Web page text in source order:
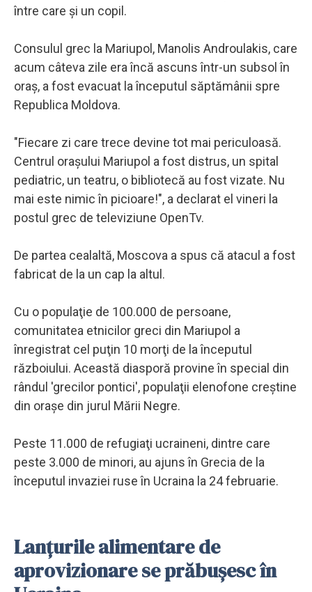
între care şi un copil.
Consulul grec la Mariupol, Manolis Androulakis, care
acum câteva zile era încă ascuns într-un subsol în
oraş, a fost evacuat la începutul săptămânii spre
Republica Moldova.
"Fiecare zi care trece devine tot mai periculoasă.
Centrul oraşului Mariupol a fost distrus, un spital
pediatric, un teatru, o bibliotecă au fost vizate. Nu
mai este nimic în picioare!", a declarat el vineri la
postul grec de televiziune OpenTv.
De partea cealaltă, Moscova a spus că atacul a fost
fabricat de la un cap la altul.
Cu o populaţie de 100.000 de persoane,
comunitatea etnicilor greci din Mariupol a
înregistrat cel puţin 10 morţi de la începutul
războiului. Această diasporă provine în special din
rândul 'grecilor pontici', populaţii elenofone creştine
din oraşe din jurul Mării Negre.
Peste 11.000 de refugiaţi ucraineni, dintre care
peste 3.000 de minori, au ajuns în Grecia de la
începutul invaziei ruse în Ucraina la 24 februarie.
Lanţurile alimentare de
aprovizionare se prăbuşesc în